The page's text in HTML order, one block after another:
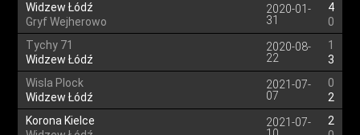
Widzew Łódź
Gryf Wejherowo
2020-01-
31
4
0
Tychy 71
Widzew Łódź
2020-08-
22
1
3
Wisla Plock
Widzew Łódź
2021-07-
07
0
2
Korona Kielce
2021-07-
2